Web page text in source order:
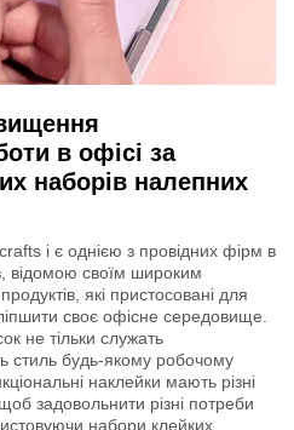
в офісі за
наборів налепних
і є однією з провідних фірм в
відомою своїм широким
які пристосовані для
своє офісне середовище.
не тільки служать
стиль будь-якому робочому
наклейки мають різні
задовольнити різні потреби
набори клейких